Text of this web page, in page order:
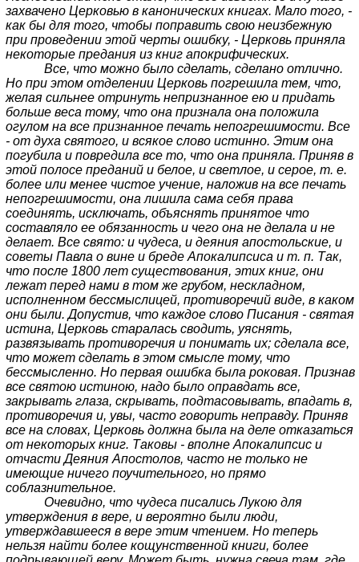
захвачено Церковью в канонических книгах. Мало того, -
как бы для того, чтобы поправить свою неизбежную
при проведении этой черты ошибку, - Церковь приняла
некоторые предания из книг апокрифических.
Все, что можно было сделать, сделано отлично.
Но при этом отделении Церковь погрешила тем, что,
желая сильнее отринуть непризнанное ею и придать
больше веса тому, что она признала она положила
огулом на все признанное печать непогрешимости. Все
- от духа святого, и всякое слово истинно. Этим она
погубила и повредила все то, что она приняла. Приняв в
этой полосе преданий и белое, и светлое, и серое, т. е.
более или менее чистое учение, наложив на все печать
непогрешимости, она лишила сама себя права
соединять, исключать, объяснять принятое что
составляло ее обязанность и чего она не делала и не
делает. Все свято: и чудеса, и деяния апостольские, и
советы Павла о вине и бреде Апокалипсиса и т. п. Так,
что после 1800 лет существования, этих книг, они
лежат перед нами в том же грубом, нескладном,
исполненном бессмыслицей, противоречий виде, в каком
они были. Допустив, что каждое слово Писания - святая
истина, Церковь старалась сводить, уяснять,
развязывать противоречия и понимать их; сделала все,
что может сделать в этом смысле тому, что
бессмысленно. Но первая ошибка была роковая. Признав
все святою истиною, надо было оправдать все,
закрывать глаза, скрывать, подтасовывать, впадать в,
противоречия и, увы, часто говорить неправду. Приняв
все на словах, Церковь должна была на деле отказаться
от некоторых книг. Таковы - вполне Апокалипсис и
отчасти Деяния Апостолов, часто не только не
имеющие ничего поучительного, но прямо
соблазнительное.
Очевидно, что чудеса писались Лукою для
утверждения в вере, и вероятно были люди,
утверждавшееся в вере этим чтением. Но теперь
нельзя найти более кощунственной книги, более